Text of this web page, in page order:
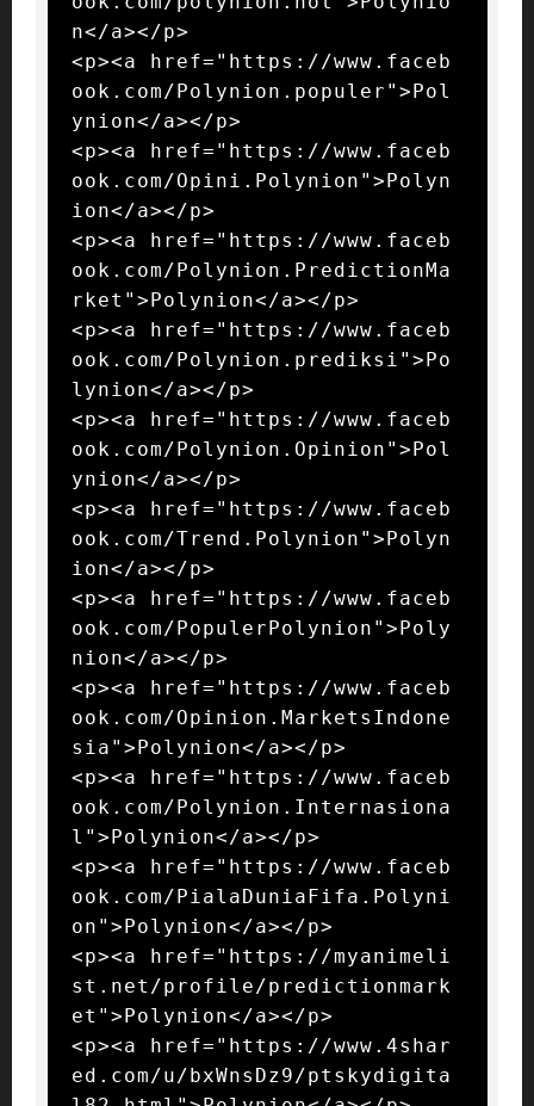
n</a></p>
<p><a href="https://www.faceb
ook.com/Polynion.populer">Pol
ynion</a></p>
<p><a href="https://www.faceb
ook.com/Opini.Polynion">Polyn
ion</a></p>
<p><a href="https://www.faceb
ook.com/Polynion.PredictionMa
rket">Polynion</a></p>
<p><a href="https://www.faceb
ook.com/Polynion.prediksi">Po
lynion</a></p>
<p><a href="https://www.faceb
ook.com/Polynion.Opinion">Pol
ynion</a></p>
<p><a href="https://www.faceb
ook.com/Trend.Polynion">Polyn
ion</a></p>
<p><a href="https://www.faceb
ook.com/PopulerPolynion">Poly
nion</a></p>
<p><a href="https://www.faceb
ook.com/Opinion.MarketsIndone
sia">Polynion</a></p>
<p><a href="https://www.faceb
ook.com/Polynion.Internasiona
l">Polynion</a></p>
<p><a href="https://www.faceb
ook.com/PialaDuniaFifa.Polyni
on">Polynion</a></p>
<p><a href="https://myanimeli
st.net/profile/predictionmark
et">Polynion</a></p>
<p><a href="https://www.4shar
ed.com/u/bxWnsDz9/ptskydigita